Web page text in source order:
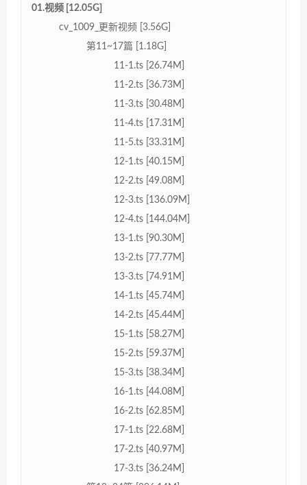
01.视频 [12.05G]
cv_1009_更新视频 [3.56G]
第11~17篇 [1.18G]
11-1.ts [26.74M]
11-2.ts [36.73M]
11-3.ts [30.48M]
11-4.ts [17.31M]
11-5.ts [33.31M]
12-1.ts [40.15M]
12-2.ts [49.08M]
12-3.ts [136.09M]
12-4.ts [144.04M]
13-1.ts [90.30M]
13-2.ts [77.77M]
13-3.ts [74.91M]
14-1.ts [45.74M]
14-2.ts [45.44M]
15-1.ts [58.27M]
15-2.ts [59.37M]
15-3.ts [38.34M]
16-1.ts [44.08M]
16-2.ts [62.85M]
17-1.ts [22.68M]
17-2.ts [40.97M]
17-3.ts [36.24M]